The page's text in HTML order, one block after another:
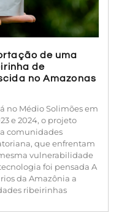
de uma
de
no Amazonas
no Médio Solimões em
e 2024, o projeto
comunidades
que enfrentam
vulnerabilidade
foi pensada A
da Amazônia a
ribeirinhas